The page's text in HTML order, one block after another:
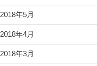
2018年5月
2018年4月
2018年3月